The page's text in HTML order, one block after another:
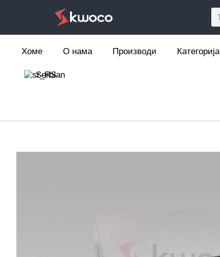
Хоме О нама Производи Категорија
Serbian